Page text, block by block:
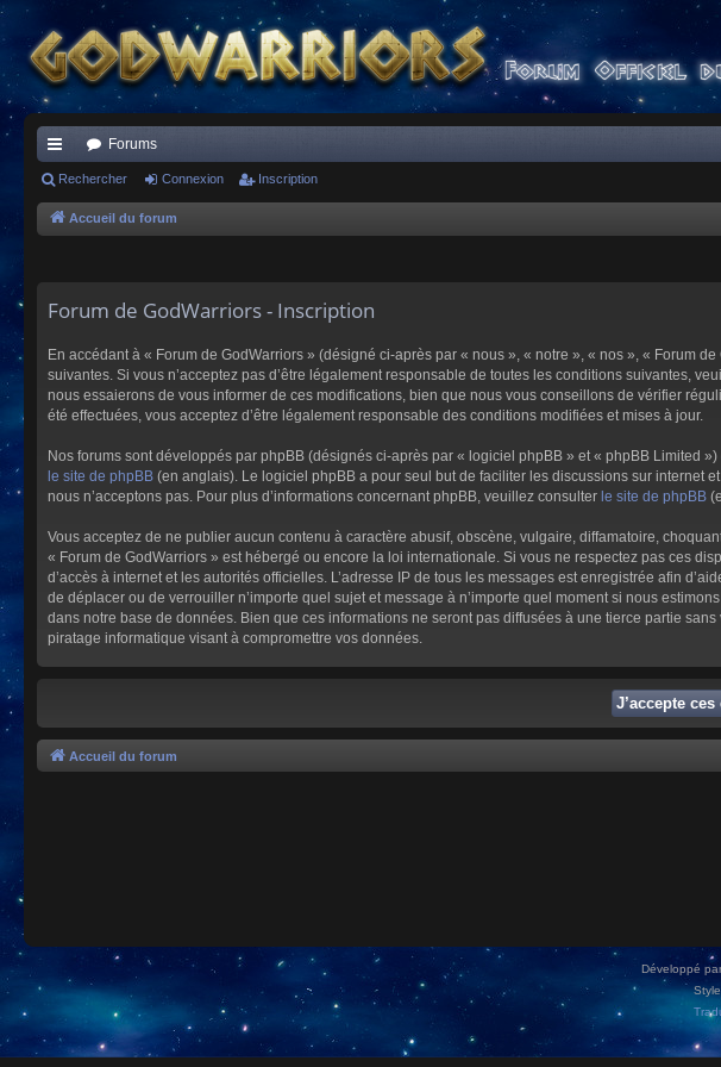
ac
co
s
Forums
Rechercher Connexion Inscription
Accueil du forum
Forum de GodWarriors - Inscription
En accédant à « Forum de GodWarriors » (désigné ci-après par « nous », « notre », « nos », « Forum
suivantes. Si vous n’acceptez pas d’être légalement responsable de toutes les conditions suivantes,
nous essaierons de vous informer de ces modifications, bien que nous vous conseillons de vérifier
été effectuées, vous acceptez d’être légalement responsable des conditions modifiées et mises à jour.
Nos forums sont développés par phpBB (désignés ci-après par « logiciel phpBB » et « phpBB Limited
le site de phpBB (en anglais). Le logiciel phpBB a pour seul but de faciliter les discussions sur internet
nous n’acceptons pas. Pour plus d’informations concernant phpBB, veuillez consulter le site de phpBB
Vous acceptez de ne publier aucun contenu à caractère abusif, obscène, vulgaire, diffamatoire,
« Forum de GodWarriors » est hébergé ou encore la loi internationale. Si vous ne respectez pas ces
d’accès à internet et les autorités officielles. L’adresse IP de tous les messages est enregistrée afin
de déplacer ou de verrouiller n’importe quel sujet et message à n’importe quel moment si nous
dans notre base de données. Bien que ces informations ne seront pas diffusées à une tierce partie
piratage informatique visant à compromettre vos données.
Accueil du forum
Développé